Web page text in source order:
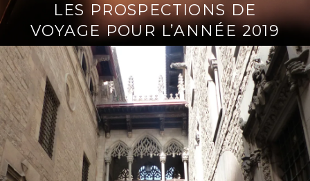
LES PROSPECTIONS DE
VOYAGE POUR L’ANNÉE 2019